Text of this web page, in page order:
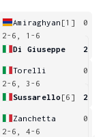
Amiraghyan [1]
0
2-6, 1-6
Di Giuseppe
2
Torelli
0
2-6, 3-6
Sussarello [6] 2
Zanchetta
0
2-6, 4-6